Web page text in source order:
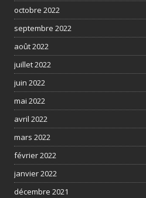
octobre 2022
septembre 2022
août 2022
juillet 2022
juin 2022
mai 2022
avril 2022
mars 2022
février 2022
janvier 2022
décembre 2021